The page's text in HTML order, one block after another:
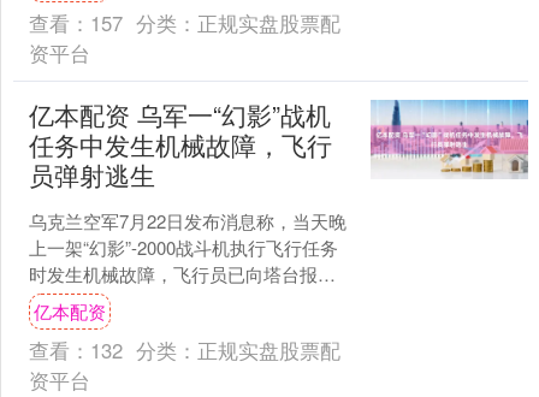
查看： 157 分类： 正规实盘股票配
资平台
亿本配资 乌军一“幻影”战机
任务中发生机械故障，飞行
员弹射逃生
乌克兰空军7月22日发布消息称，当天晚
上一架“幻影”-2000战斗机执行飞行任务
时发生机械故障，飞行员已向塔台报告
情况。该飞行员随后成功弹射逃生。飞
行员已获救，....
亿本配资
查看： 132 分类： 正规实盘股票配
资平台